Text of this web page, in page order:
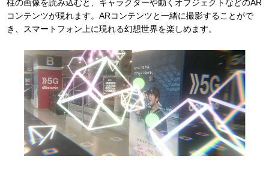
柱の画像を読み込むと、キャラクターや動くオブジェクトなどのAR
コンテンツが現れます。ARコンテンツと一緒に撮影することがで
き、スマートフォン上に現れる幻想世界を楽しめます。